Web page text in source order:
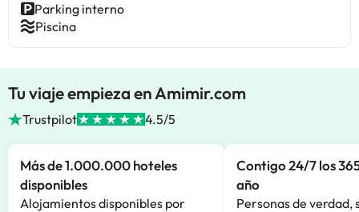
Parking interno
Piscina
Tu viaje empieza en Amimir.com
Trustpilot 4.5/5
Más de 1.000.000 hoteles
disponibles
Alojamientos disponibles por
Contigo 24/7 los
año
Personas de verdad,